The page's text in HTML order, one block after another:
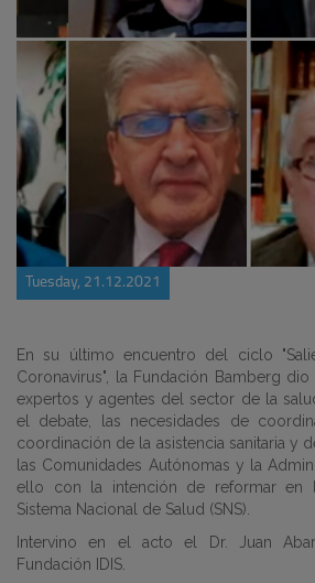
Tuesday, 21.12.2021
En su último encuentro del ciclo
Coronavirus", la Fundación Bamberg
expertos y agentes del sector de la
el debate, las necesidades de
coordinación de la asistencia sanitaria y
las Comunidades Autónomas y la
ello con la intención de reformar en
Sistema Nacional de Salud (SNS).
Intervino en el acto el Dr. Juan
Fundación IDIS.